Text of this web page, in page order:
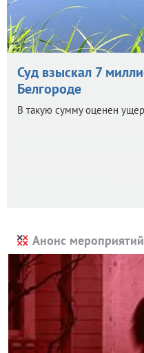
Суд взыскал 7
Белгороде
В такую сумму оценен
Анонс мероприятий